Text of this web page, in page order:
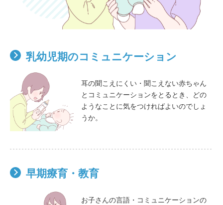
乳幼児期のコミュニケーション
耳の聞こえにくい・聞こえない赤ちゃん
とコミュニケーションをとるとき、どの
ようなことに気をつければよいのでしょ
うか。
早期療育・教育
お子さんの言語・コミュニケーションの